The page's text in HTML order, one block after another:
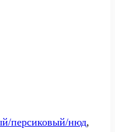
персиковый/нюд,